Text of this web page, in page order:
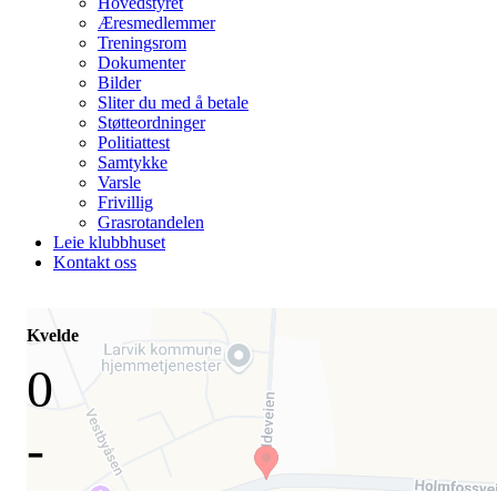
Æresmedlemmer
Treningsrom
Dokumenter
Bilder
Sliter du med å betale
Støtteordninger
Politiattest
Samtykke
Varsle
Frivillig
Grasrotandelen
Leie klubbhuset
Kontakt oss
Kvelde
0
-